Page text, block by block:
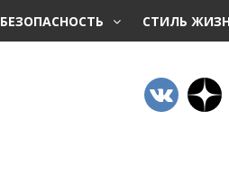
БЕЗОПАСНОСТЬ СТИЛЬ